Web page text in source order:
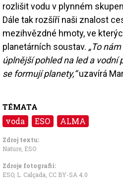
rozlišit vodu v plynném
Dále tak rozšíří naši znalost
mezihvězdné hmoty, ve
planetárních soustav. „To
úplnější pohled na led a vodní
se formují planety,“uzavírá
TÉMATA
voda ESO ALMA
Zdroj textu:
Nature ESO
Zdroje fotografii:
ESO, L. Calçada CC BY-SA 4.0